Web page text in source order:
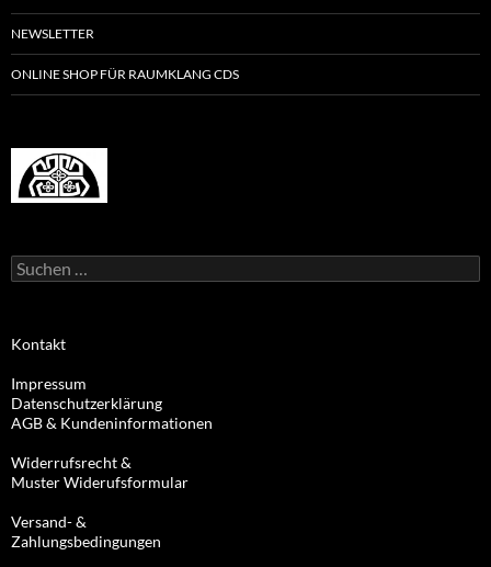
NEWSLETTER
ONLINE SHOP FÜR RAUMKLANG CDS
Suchen
nach:
Kontakt
Impressum
Datenschutzerklärung
AGB & Kundeninformationen
Widerrufsrecht &
Muster Widerufsformular
Versand- &
Zahlungsbedingungen